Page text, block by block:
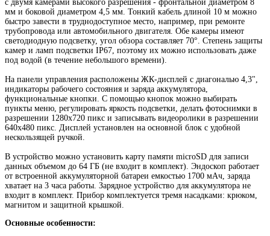
с двумя камерами высокого разрешения - фронтальной диаметром 8
мм и боковой диаметром 4,5 мм. Тонкий кабель длиной 10 м можно
быстро завести в труднодоступное место, например, при ремонте
трубопровода или автомобильного двигателя. Обе камеры имеют
светодиодную подсветку, угол обзора составляет 70°. Степень защиты
камер и ламп подсветки IP67, поэтому их можно использовать даже
под водой (в течение небольшого времени).
На панели управления расположены ЖК-дисплей с диагональю 4,3",
индикаторы рабочего состояния и заряда аккумулятора,
функциональные кнопки. С помощью кнопок можно выбирать
пункты меню, регулировать яркость подсветки, делать фотоснимки в
разрешении 1280x720 пикс и записывать видеоролики в разрешении
640x480 пикс. Дисплей установлен на основной блок с удобной
нескользящей ручкой.
В устройство можно установить карту памяти microSD для записи
данных объемом до 64 ГБ (не входит в комплект). Эндоскоп работает
от встроенной аккумуляторной батареи емкостью 1700 мАч, заряда
хватает на 3 часа работы. Зарядное устройство для аккумулятора не
входит в комплект. Прибор комплектуется тремя насадками: крюком,
магнитом и защитной крышкой.
Основные особенности: